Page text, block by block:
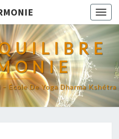
École De Yoga Dharma Kshétra